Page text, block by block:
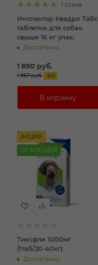
1 отзыв
Инспектор Квадро Табс
таблетки для собак
свыше 16 кг упак.
Достаточно
1 690 руб.
1 857руб. -9%
АКЦИЯ
ОТ КЛЕЩЕЙ
Тиксфли 1000мг
(1таб/20-40кг)
Достаточно